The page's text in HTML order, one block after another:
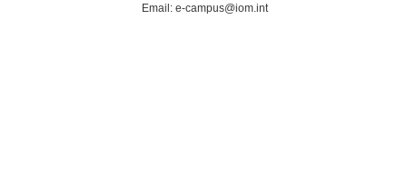
Email: e-campus@iom.int